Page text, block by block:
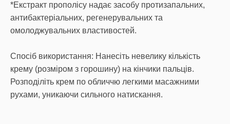
*Екстракт прополісу надає засобу протизапальних,
антибактеріальних, регенерувальних та
омолоджувальних властивостей.
Спосіб використання: Нанесіть невелику кількість
крему (розміром з горошину) на кінчики пальців.
Розподіліть крем по обличчю легкими масажними
рухами, уникаючи сильного натискання.